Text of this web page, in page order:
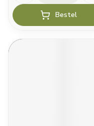
Bestel